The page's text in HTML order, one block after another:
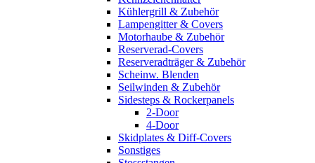
Kühlergrill & Zubehör
Lampengitter & Covers
Motorhaube & Zubehör
Reserverad-Covers
Reserveradträger & Zubehör
Scheinw. Blenden
Seilwinden & Zubehör
Sidesteps & Rockerpanels
2-Door
4-Door
Skidplates & Diff-Covers
Sonstiges